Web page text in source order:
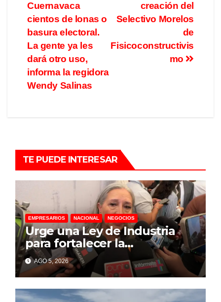
creación del
Selectivo Morelos
de
Fisicoconstructivis
mo
Cuernavaca
cientos de lonas o
basura electoral.
La gente ya les
dará otro uso,
informa la regidora
Wendy Salinas
TE PUEDE INTERESAR
EMPRESARIOS NACIONAL NEGOCIOS
Urge una Ley de Industria
para fortalecer la
manufactura en México:
Canacintra
AGO 5, 2026